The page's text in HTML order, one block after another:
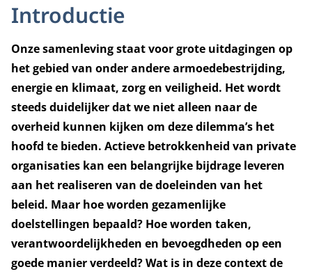
Introductie
Onze samenleving staat voor grote uitdagingen op
het gebied van onder andere armoedebestrijding,
energie en klimaat, zorg en veiligheid. Het wordt
steeds duidelijker dat we niet alleen naar de
overheid kunnen kijken om deze dilemma’s het
hoofd te bieden. Actieve betrokkenheid van private
organisaties kan een belangrijke bijdrage leveren
aan het realiseren van de doeleinden van het
beleid. Maar hoe worden gezamenlijke
doelstellingen bepaald? Hoe worden taken,
verantwoordelijkheden en bevoegdheden op een
goede manier verdeeld? Wat is in deze context de